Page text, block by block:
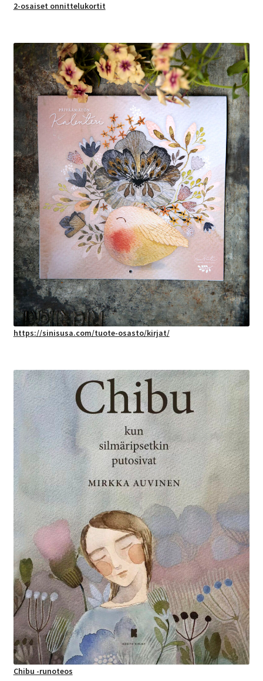
2-osaiset onnittelukortit
https://sinisusa.com/tuote-osasto/kirjat/
Chibu -runoteos